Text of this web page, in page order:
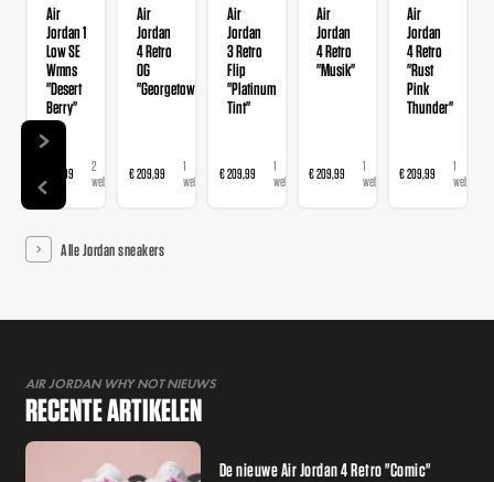
Air
Jordan 1
Low SE
Wmns
"Desert
Berry"
€ 139,99
2
webshops
Air
Jordan
4 Retro
OG
"Georgetown"
€ 209,99
1
webshop
Air
Jordan
3 Retro
Flip
"Platinum
Tint"
€ 209,99
1
webshop
Air
Jordan
4 Retro
"Musik"
€ 209,99
1
webshop
Air
Jordan
4 Retro
"Rust
Pink
Thunder"
€ 209,99
1
webshop
Alle Jordan sneakers
AIR JORDAN WHY NOT NIEUWS
RECENTE ARTIKELEN
De nieuwe Air Jordan 4 Retro "Comic"